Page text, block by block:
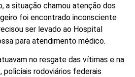
a situação chamou atenção dos
foi encontrado inconsciente
ser levado ao Hospital
para atendimento médico.
no resgate das vítimas e na
policiais rodoviários federais